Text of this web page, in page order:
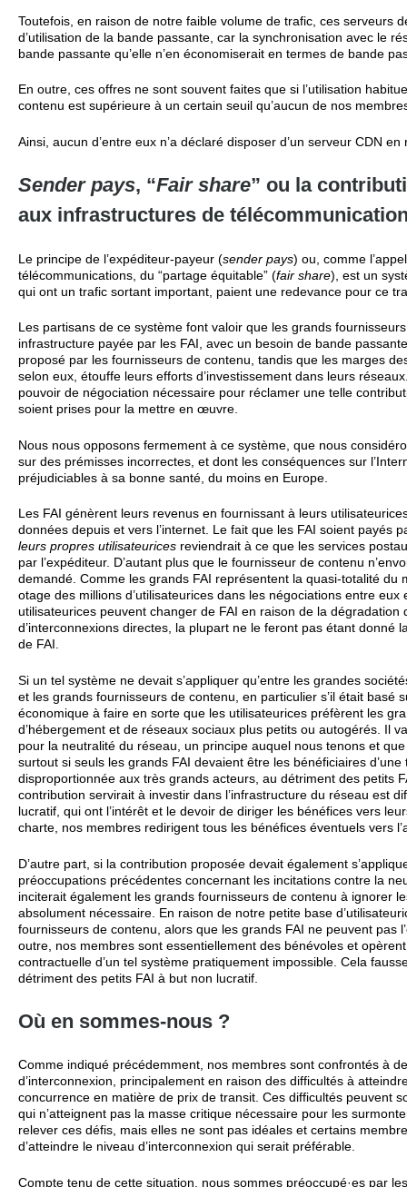
Toutefois, en raison de notre faible volume de trafic, ces serveurs
d’utilisation de la bande passante, car la synchronisation avec le
bande passante qu’elle n’en économiserait en termes de bande
En outre, ces offres ne sont souvent faites que si l’utilisation
contenu est supérieure à un certain seuil qu’aucun de nos
Ainsi, aucun d’entre eux n’a déclaré disposer d’un serveur CDN en
Sender pays, “Fair share” ou la
aux infrastructures de
Le principe de l’expéditeur-payeur (sender pays) ou, comme
télécommunications, du “partage équitable” (fair share), est un
qui ont un trafic sortant important, paient une redevance pour ce
Les partisans de ce système font valoir que les grands
infrastructure payée par les FAI, avec un besoin de bande
proposé par les fournisseurs de contenu, tandis que les marges
selon eux, étouffe leurs efforts d’investissement dans leurs
pouvoir de négociation nécessaire pour réclamer une telle
soient prises pour la mettre en œuvre.
Nous nous opposons fermement à ce système, que nous
sur des prémisses incorrectes, et dont les conséquences sur
préjudiciables à sa bonne santé, du moins en Europe.
Les FAI génèrent leurs revenus en fournissant à leurs
données depuis et vers l’internet. Le fait que les FAI soient payés
leurs propres utilisateurices reviendrait à ce que les services
par l’expéditeur. D’autant plus que le fournisseur de contenu
demandé. Comme les grands FAI représentent la quasi-totalité
otage des millions d’utilisateurices dans les négociations entre
utilisateurices peuvent changer de FAI en raison de la dégradation
d’interconnexions directes, la plupart ne le feront pas étant
de FAI.
Si un tel système ne devait s’appliquer qu’entre les grandes
et les grands fournisseurs de contenu, en particulier s’il était basé
économique à faire en sorte que les utilisateurices préfèrent les
d’hébergement et de réseaux sociaux plus petits ou autogérés. Il
pour la neutralité du réseau, un principe auquel nous tenons et
surtout si seuls les grands FAI devaient être les bénéficiaires
disproportionnée aux très grands acteurs, au détriment des petits
contribution servirait à investir dans l’infrastructure du réseau est
lucratif, qui ont l’intérêt et le devoir de diriger les bénéfices vers
charte, nos membres redirigent tous les bénéfices éventuels vers
D’autre part, si la contribution proposée devait également
préoccupations précédentes concernant les incitations contre la
inciterait également les grands fournisseurs de contenu à ignorer
absolument nécessaire. En raison de notre petite base
fournisseurs de contenu, alors que les grands FAI ne peuvent pas
outre, nos membres sont essentiellement des bénévoles et
contractuelle d’un tel système pratiquement impossible. Cela
détriment des petits FAI à but non lucratif.
Où en sommes-nous ?
Comme indiqué précédemment, nos membres sont confrontés à
d’interconnexion, principalement en raison des difficultés à
concurrence en matière de prix de transit. Ces difficultés peuvent
qui n’atteignent pas la masse critique nécessaire pour les
relever ces défis, mais elles ne sont pas idéales et certains
d’atteindre le niveau d’interconnexion qui serait préférable.
Compte tenu de cette situation, nous sommes préoccupé·es par